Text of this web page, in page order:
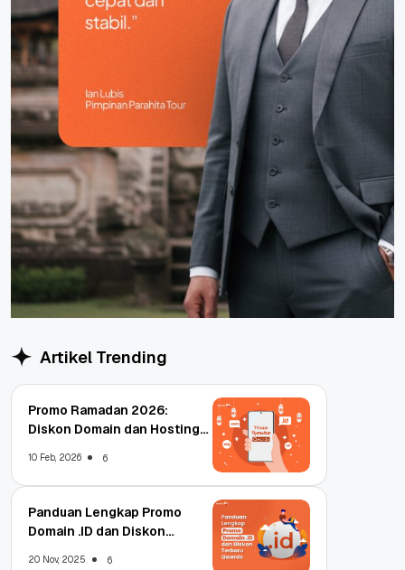
Artikel Trending
Promo Ramadan 2026:
Diskon Domain dan Hosting
10 Feb, 2026 6
Panduan Lengkap Promo
Domain .ID dan Diskon
20 Nov, 2025 6